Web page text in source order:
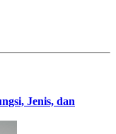
Jenis, dan